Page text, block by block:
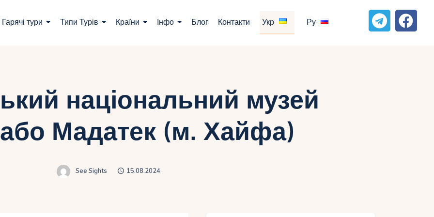
Гарячі тури Типи Турів Країни Інфо Блог Контакти Укр Ру
національний музей
Мадатек (м. Хайфа)
See Sights 15.08.2024